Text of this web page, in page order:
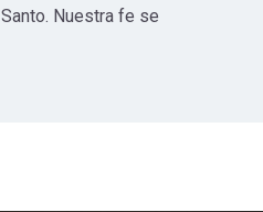
Nuestra fe se